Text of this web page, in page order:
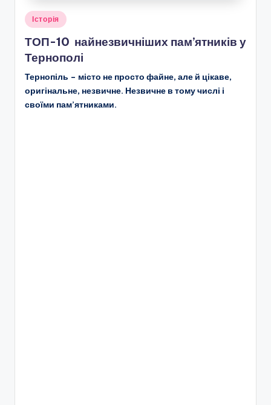
Опубліковано
Історія
ТОП-10 найнезвичніших пам’ятників у
Тернополі
Тернопіль – місто не просто файне, але й цікаве,
оригінальне, незвичне. Незвичне в тому числі і
своїми пам’ятниками.